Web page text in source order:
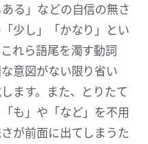
る」などの自信の無さ
少し」「かなり」とい
れら語尾を濁す動詞
意図がない限り省い
ます。また、とりたて
も」や「など」を不用
が前面に出てしまうた